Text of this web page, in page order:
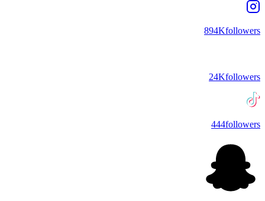
894Kfollowers
24Kfollowers
444followers